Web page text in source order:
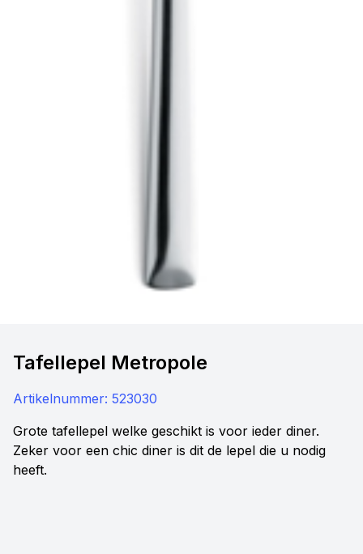
Tafellepel Metropole
Artikelnummer: 523030
Grote tafellepel welke geschikt is voor ieder diner.
Zeker voor een chic diner is dit de lepel die u nodig
heeft.